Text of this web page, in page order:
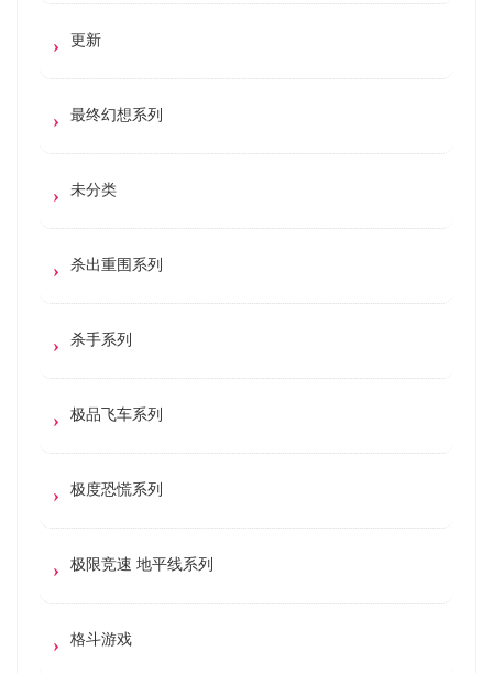
更新
最终幻想系列
未分类
杀出重围系列
杀手系列
极品飞车系列
极度恐慌系列
极限竞速 地平线系列
格斗游戏